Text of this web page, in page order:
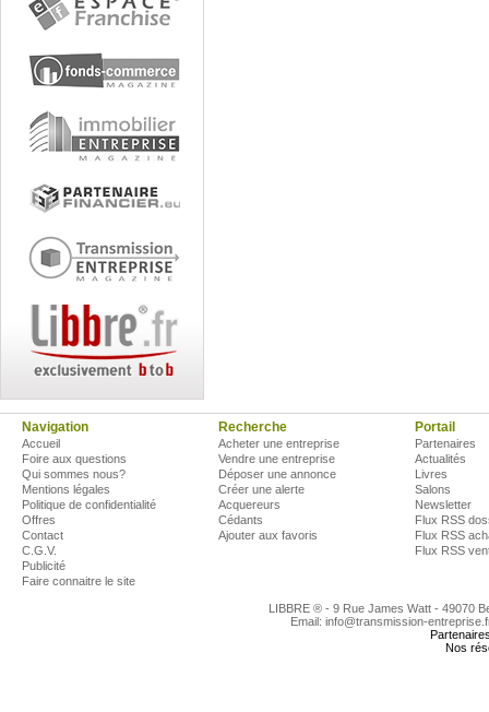
Navigation
Accueil
Foire aux questions
Qui sommes nous?
Mentions légales
Politique de confidentialité
Offres
Contact
C.G.V.
Publicité
Faire connaitre le site
Recherche
Acheter une entreprise
Vendre une entreprise
Déposer une annonce
Créer une alerte
Acquereurs
Cédants
Ajouter aux favoris
Portail
Partenaires
Actualités
Livres
Salons
Newsletter
Flux RSS
Flux RSS
Flux RSS
LIBBRE ® - 9 Rue James Watt - 49070
Email: info@transmission-
Nos